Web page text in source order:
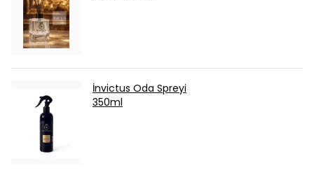
İnvictus Oda Spreyi
350ml